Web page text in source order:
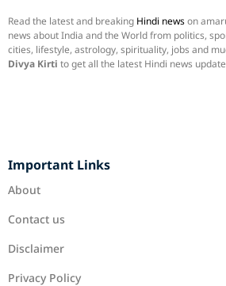
Read the latest and breaking Hindi newson
news about India and the World from politics,
cities, lifestyle, astrology, spirituality, jobs and
Divya Kirti to get all the latest Hindi news
Important Links
About
Contact us
Disclaimer
Privacy Policy